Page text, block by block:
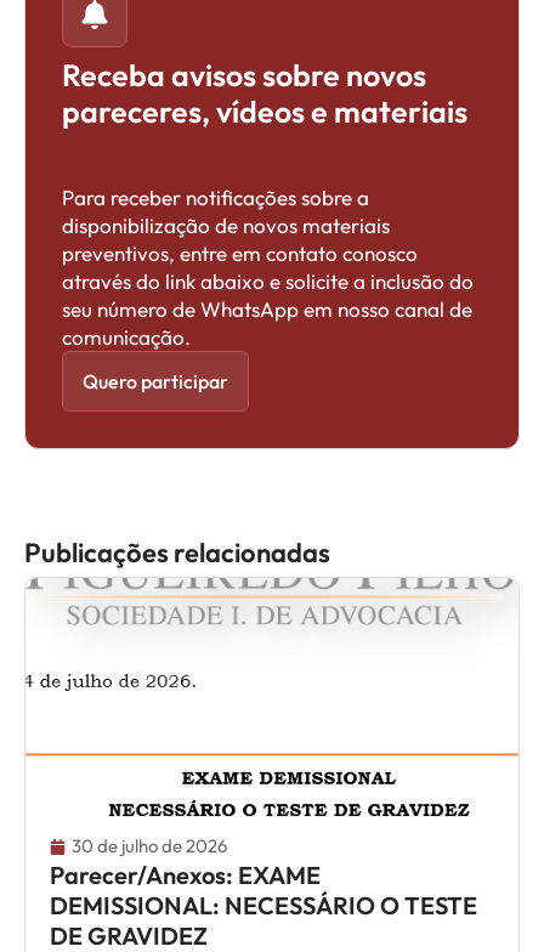
Receba avisos sobre novos
pareceres, vídeos e materiais
Para receber notificações sobre a
disponibilização de novos materiais
preventivos, entre em contato conosco
através do link abaixo e solicite a inclusão do
seu número de WhatsApp em nosso canal de
comunicação.
Quero participar
Publicações relacionadas
30 de julho de 2026
Parecer/Anexos: EXAME
DEMISSIONAL: NECESSÁRIO O TESTE
DE GRAVIDEZ